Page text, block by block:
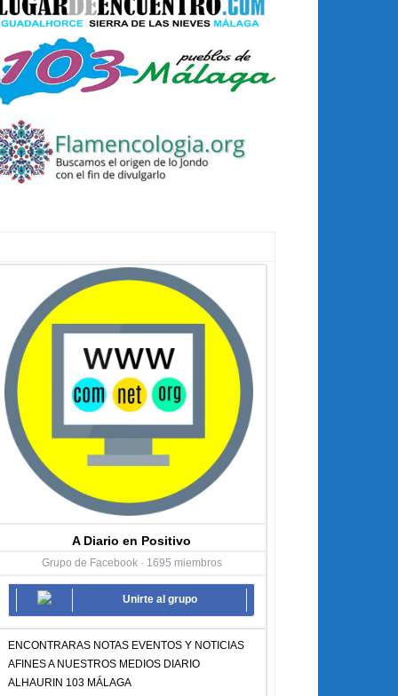
A Diario en Positivo
Grupo de Facebook · 1695 miembros
Unirte al grupo
ENCONTRARAS NOTAS EVENTOS Y NOTICIAS
AFINES A NUESTROS MEDIOS DIARIO
ALHAURIN 103 MÁLAGA